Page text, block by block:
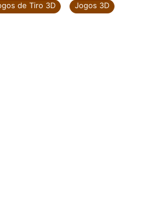
de Tiro 3D Jogos 3D